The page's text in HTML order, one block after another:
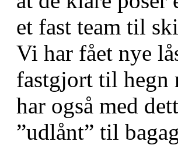
et fast team til
Vi har fået nye
fastgjort til hegn
har også med
”udlånt” til